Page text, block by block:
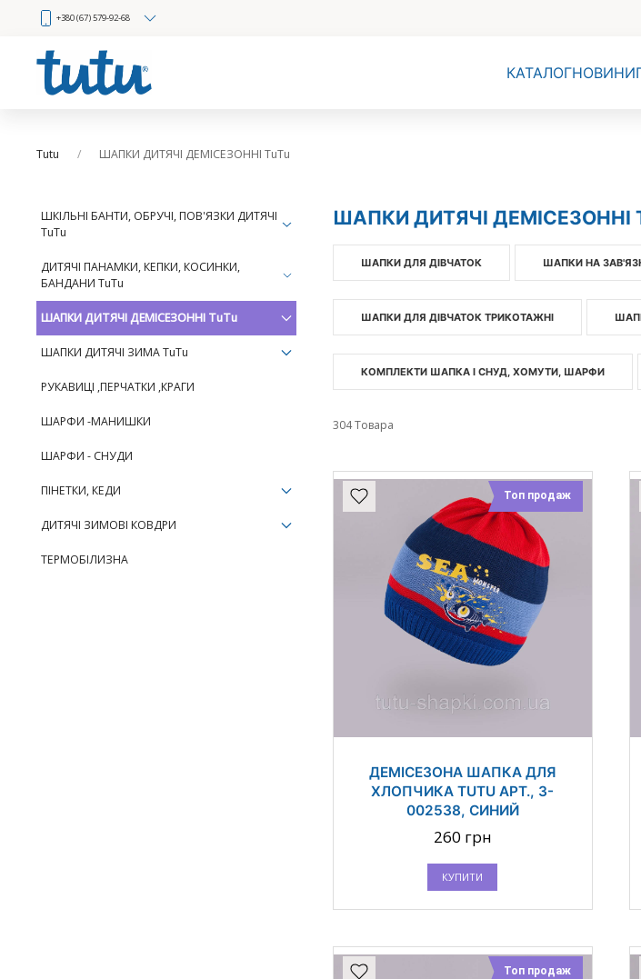
+380 (67) 579-92-68
КАТАЛОГНОВИНИ
Tutu ШАПКИ ДИТЯЧІ ДЕМІСЕЗОННІ TuTu
ШКІЛЬНІ БАНТИ, ОБРУЧІ, ПОВ'ЯЗКИ ДИТЯЧІ
TuTu
ДИТЯЧІ ПАНАМКИ, КЕПКИ, КОСИНКИ,
БАНДАНИ TuTu
ШАПКИ ДИТЯЧІ ДЕМІСЕЗОННІ TuTu
ШАПКИ ДИТЯЧІ ЗИМА TuTu
РУКАВИЦІ ,ПЕРЧАТКИ ,КРАГИ
ШАРФИ -МАНИШКИ
ШАРФИ - СНУДИ
ПІНЕТКИ, КЕДИ
ДИТЯЧІ ЗИМОВІ КОВДРИ
ТЕРМОБІЛИЗНА
ШАПКИ ДИТЯЧІ ДЕМІСЕЗОННІ
ШАПКИ ДЛЯ ДІВЧАТОК ШАПКИ НА
ШАПКИ ДЛЯ ДІВЧАТОК ТРИКОТАЖНІ
КОМПЛЕКТИ ШАПКА І СНУД, ХОМУТИ, ШАРФИ
304 Товара
Топ продаж
ДЕМІСЕЗОНА ШАПКА ДЛЯ
ХЛОПЧИКА TUTU АРТ., 3-
002538, СИНИЙ
260 грн
КУПИТИ
Топ продаж